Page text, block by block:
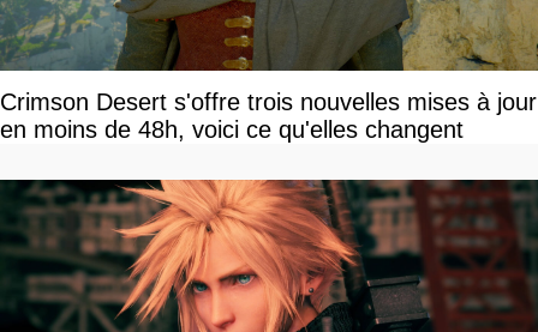
Crimson Desert s'offre trois nouvelles mises à jour
en moins de 48h, voici ce qu'elles changent